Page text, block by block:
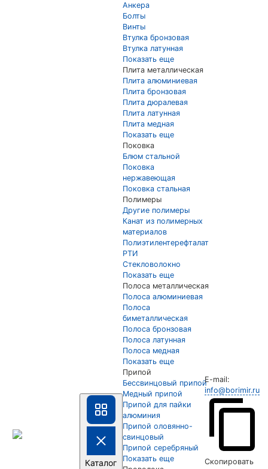
Каталог
Анкера
Болты
Винты
Втулка бронзовая
Втулка латунная
Показать еще
Плита металлическая
Плита алюминиевая
Плита бронзовая
Плита дюралевая
Плита латунная
Плита медная
Показать еще
Поковка
Блюм стальной
Поковка
нержавеющая
Поковка стальная
Полимеры
Другие полимеры
Канат из полимерных
материалов
Полиэтилентерефталат
РТИ
Стекловолокно
Показать еще
Полоса металлическая
Полоса алюминиевая
Полоса
биметаллическая
Полоса бронзовая
Полоса латунная
Полоса медная
Показать еще
Припой
Бессвинцовый припой
Медный припой
Припой для пайки
алюминия
Припой оловянно-
свинцовый
Припой серебряный
Показать еще
E-mail:
info@borimir.ru
Скопировать